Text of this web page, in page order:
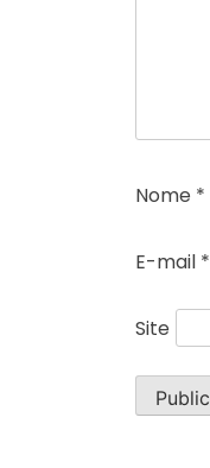
Nome *
E-mail *
Site